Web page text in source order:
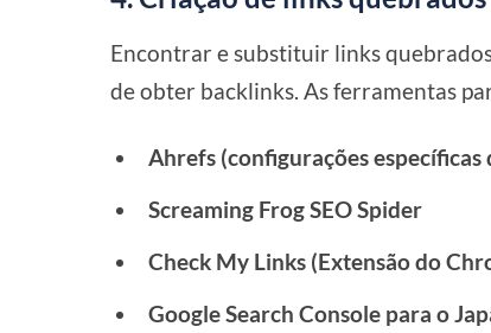
Encontrar e substituir links
de obter backlinks. As ferramentas
Ahrefs (configurações específicas
Screaming Frog SEO Spider
Check My Links (Extensão do
Google Search Console para o